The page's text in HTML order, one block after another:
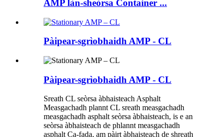
AMP làn-sheòrsa Container ...
Pàipear-sgrìobhaidh AMP - CL
Pàipear-sgrìobhaidh AMP - CL
Sreath CL seòrsa àbhaisteach Asphalt
Measgachadh plannt CL sreath measgachadh
measgachadh asphalt seòrsa àbhaisteach, is e an
seòrsa àbhaisteach de phlannt measgachadh
asphalt Ca-fada, am pàirt àbhaisteach de shreath